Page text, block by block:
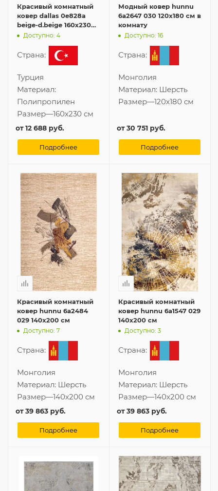
Красивый комнатный
ковер dallas 0e828a
beige-d.beige 160x230
смДоступно: 4
Страна:
Турция
Материал:
Полипропилен
Размер—160x230 см
от12 688 руб.
Подробнее
Модный ковер hunnu
6a2647 030 120x180 см в
комнату
Доступно: 16
Страна:
Монголия
Материал: Шерсть
Размер—120x180 см
от30 751 руб.
Подробнее
Красивый комнатный
ковер hunnu 6a2484
029 140x200 см
Доступно: 7
Страна:
Монголия
Материал: Шерсть
Размер—140x200 см
от39 863 руб.
Подробнее
Красивый комнатный
ковер hunnu 6a1547 029
140x200 см
Доступно: 3
Страна:
Монголия
Материал: Шерсть
Размер—140x200 см
от39 863 руб.
Подробнее